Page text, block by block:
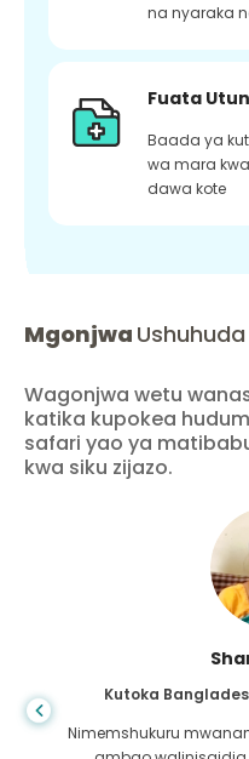
na nyaraka
Fuata
Baada ya
wa mara
dawa kote
Mgonjwa Ushuhuda
Wagonjwa wetu
katika kupokea
safari yao ya
kwa siku zijazo.
Kutoka
Nimemshukuru